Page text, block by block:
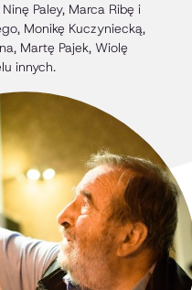
Paley, Marca Ribę i
Monikę Kuczyniecką,
Martę Pajek, Wiolę
innych.